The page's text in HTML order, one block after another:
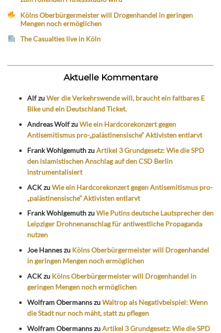
Kölns Oberbürgermeister will Drogenhandel in geringen
Mengen noch ermöglichen
The Casualties live in Köln
Aktuelle Kommentare
AlfzuWer die Verkehrswende will, braucht ein faltbares E
Bike und ein Deutschland Ticket.
Andreas WolfzuWie ein Hardcorekonzert gegen
Antisemitismus pro-„palästinensische“ Aktivisten entlarvt
Frank WohlgemuthzuArtikel 3 Grundgesetz: Wie die SPD
den islamistischen Anschlag auf den CSD Berlin
instrumentalisiert
ACKzuWie ein Hardcorekonzert gegen Antisemitismus pro-
„palästinensische“ Aktivisten entlarvt
Frank WohlgemuthzuWie Putins deutsche Lautsprecher den
Leipziger Drohnenanschlag für antiwestliche Propaganda
nutzen
Joe Hanneszu Kölns Oberbürgermeister will Drogenhandel
in geringen Mengen noch ermöglichen
ACKzu Kölns Oberbürgermeister will Drogenhandel in
geringen Mengen noch ermöglichen
Wolfram ObermannszuWaltrop als Negativbeispiel: Wenn
die Stadt nur noch mäht, statt zu pflegen
Wolfram ObermannszuArtikel 3 Grundgesetz: Wie die SPD